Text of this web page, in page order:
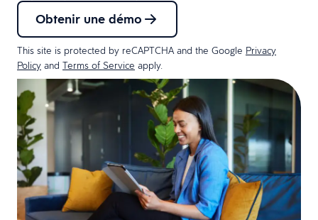
Obtenir une démo
This site is protected by reCAPTCHA and the Google Privacy
Policy and Terms of Service apply.